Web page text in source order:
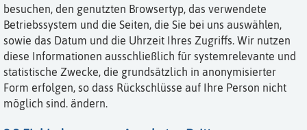
besuchen, den genutzten Browsertyp, das verwendete
Betriebssystem und die Seiten, die Sie bei uns auswählen,
sowie das Datum und die Uhrzeit Ihres Zugriffs. Wir nutzen
diese Informationen ausschließlich für systemrelevante und
statistische Zwecke, die grundsätzlich in anonymisierter
Form erfolgen, so dass Rückschlüsse auf Ihre Person nicht
möglich sind. ändern.